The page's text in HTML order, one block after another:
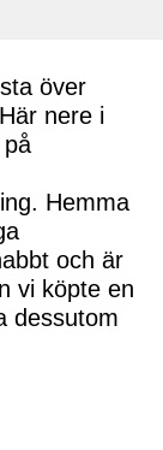
över
nere i
Hemma
och är
vi köpte en
dessutom